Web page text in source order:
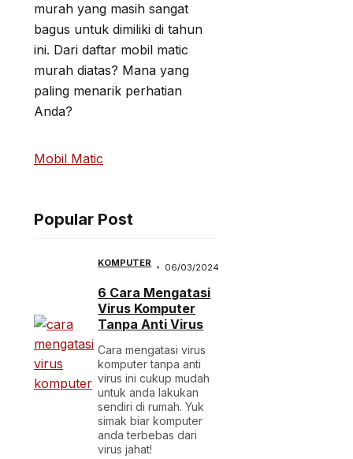
murah yang masih sangat
bagus untuk dimiliki di tahun
ini. Dari daftar mobil matic
murah diatas? Mana yang
paling menarik perhatian
Anda?
Mobil Matic
Popular Post
KOMPUTER 06/03/2024
6 Cara Mengatasi
Virus Komputer
Tanpa Anti Virus
Cara mengatasi virus
komputer tanpa anti
virus ini cukup mudah
untuk anda lakukan
sendiri di rumah. Yuk
simak biar komputer
anda terbebas dari
virus jahat!